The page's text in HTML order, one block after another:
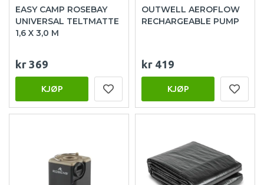
EASY CAMP ROSEBAY
UNIVERSAL TELTMATTE
1,6 X 3,0 M
kr 369
KJØP
OUTWELL AEROFLOW
RECHARGEABLE PUMP
kr 419
KJØP